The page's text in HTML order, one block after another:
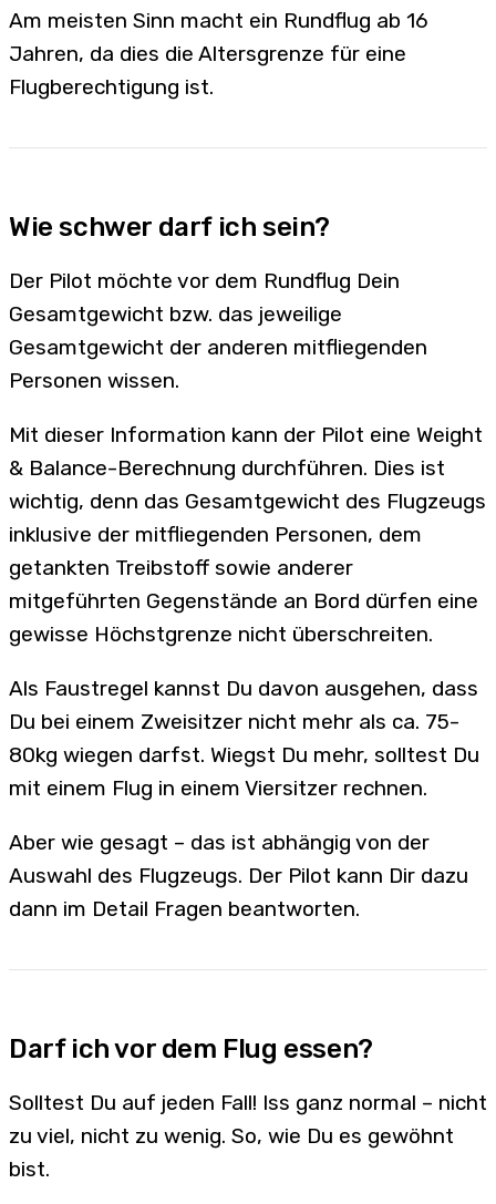
Am meisten Sinn macht ein Rundflug ab 16
Jahren, da dies die Altersgrenze für eine
Flugberechtigung ist.
Wie schwer darf ich sein?
Der Pilot möchte vor dem Rundflug Dein
Gesamtgewicht bzw. das jeweilige
Gesamtgewicht der anderen mitfliegenden
Personen wissen.
Mit dieser Information kann der Pilot eine Weight
& Balance-Berechnung durchführen. Dies ist
wichtig, denn das Gesamtgewicht des Flugzeugs
inklusive der mitfliegenden Personen, dem
getankten Treibstoff sowie anderer
mitgeführten Gegenstände an Bord dürfen eine
gewisse Höchstgrenze nicht überschreiten.
Als Faustregel kannst Du davon ausgehen, dass
Du bei einem Zweisitzer nicht mehr als ca. 75-
80kg wiegen darfst. Wiegst Du mehr, solltest Du
mit einem Flug in einem Viersitzer rechnen.
Aber wie gesagt – das ist abhängig von der
Auswahl des Flugzeugs. Der Pilot kann Dir dazu
dann im Detail Fragen beantworten.
Darf ich vor dem Flug essen?
Solltest Du auf jeden Fall! Iss ganz normal – nicht
zu viel, nicht zu wenig. So, wie Du es gewöhnt
bist.